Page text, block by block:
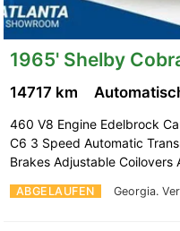
1965' Shelby
ABGELAUFEN Georgia.
14717 km
460 V8 Engine Edelbrock
C6 3 Speed Automatic
Brakes Adjustable Coilovers